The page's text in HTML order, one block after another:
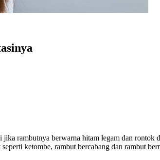
rambutnya berwarna hitam legam dan
ketombe, rambut bercabang dan rambut